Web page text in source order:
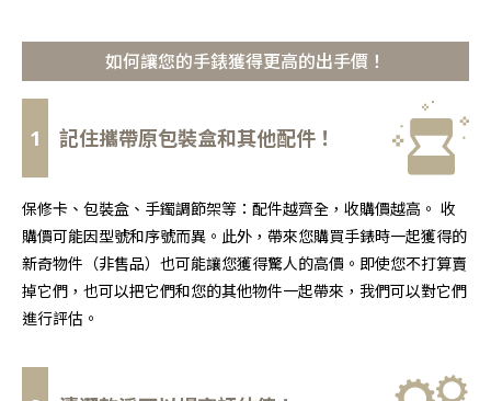
如何讓您的手錶獲得更高的出手價！
1 記住攜帶原包裝盒和其他配件！
保修卡、包裝盒、手鐲調節架等：配件越齊全，收購價越高。 收
購價可能因型號和序號而異。此外，帶來您購買手錶時一起獲得的
新奇物件（非售品）也可能讓您獲得驚人的高價。即使您不打算賣
掉它們，也可以把它們和您的其他物件一起帶來，我們可以對它們
進行評估。